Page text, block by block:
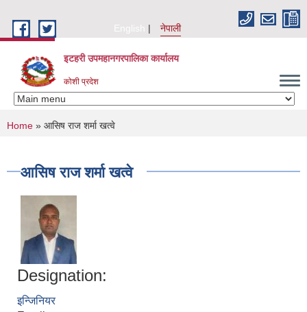
English
नेपाली
इटहरी उपमहानगरपालिका कार्यालय
कोशी प्रदेश
You are here
Home » आसिष राज शर्मा खत्वे
आसिष राज शर्मा खत्वे
Designation:
इन्जिनियर